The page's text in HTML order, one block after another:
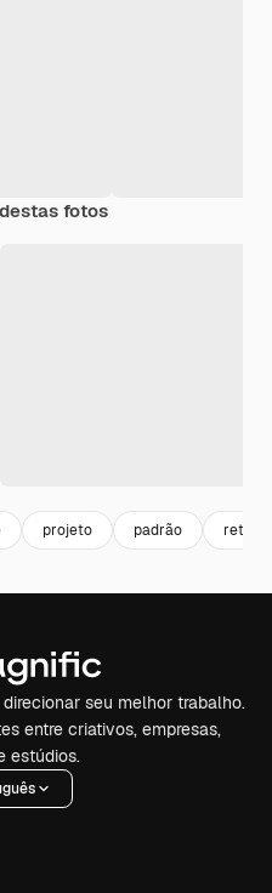
fotos
projeto padrão retro
seu melhor trabalho.
entre criativos, empresas,
estúdios.